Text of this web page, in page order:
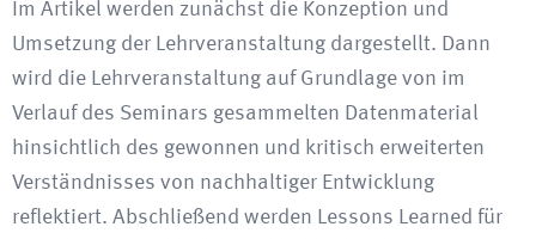
Im Artikel werden zunächst die Konzeption und
Umsetzung der Lehrveranstaltung dargestellt. Dann
wird die Lehrveranstaltung auf Grundlage von im
Verlauf des Seminars gesammelten Datenmaterial
hinsichtlich des gewonnen und kritisch erweiterten
Verständnisses von nachhaltiger Entwicklung
reflektiert. Abschließend werden Lessons Learned für